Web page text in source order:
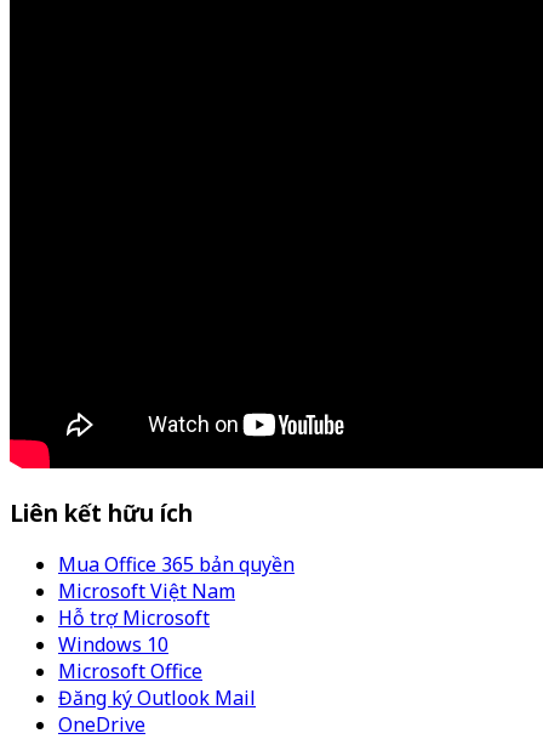
Liên kết hữu ích
Mua Office 365 bản quyền
Microsoft Việt Nam
Hỗ trợ Microsoft
Windows 10
Microsoft Office
Đăng ký Outlook Mail
OneDrive